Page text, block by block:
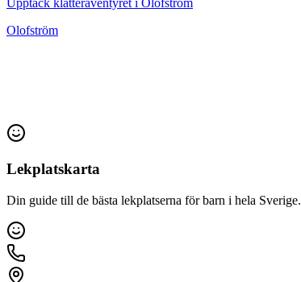
Olofström
Lekplatskarta
Din guide till de bästa lekplatserna för barn i hela Sverige.